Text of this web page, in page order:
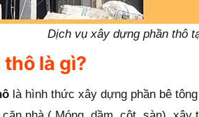
Dịch vụ xây dựng phần thô
là gì?
là hình thức xây dựng phần bê